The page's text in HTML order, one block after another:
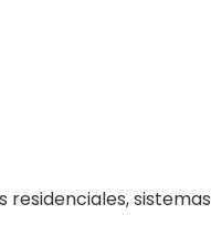
residenciales,